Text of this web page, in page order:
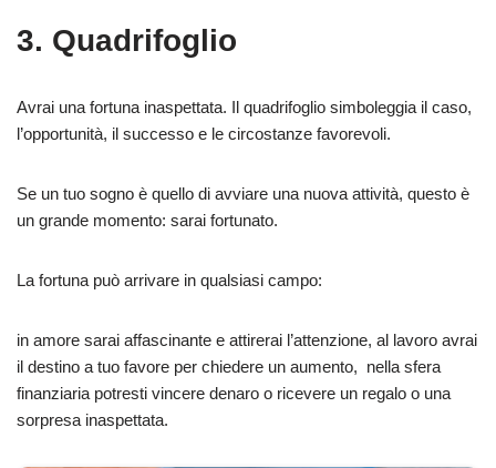
3. Quadrifoglio
Avrai una fortuna inaspettata. Il quadrifoglio simboleggia il caso,
l’opportunità, il successo e le circostanze favorevoli.
Se un tuo sogno è quello di avviare una nuova attività, questo è
un grande momento: sarai fortunato.
La fortuna può arrivare in qualsiasi campo:
in amore sarai affascinante e attirerai l’attenzione, al lavoro avrai
il destino a tuo favore per chiedere un aumento, nella sfera
finanziaria potresti vincere denaro o ricevere un regalo o una
sorpresa inaspettata.